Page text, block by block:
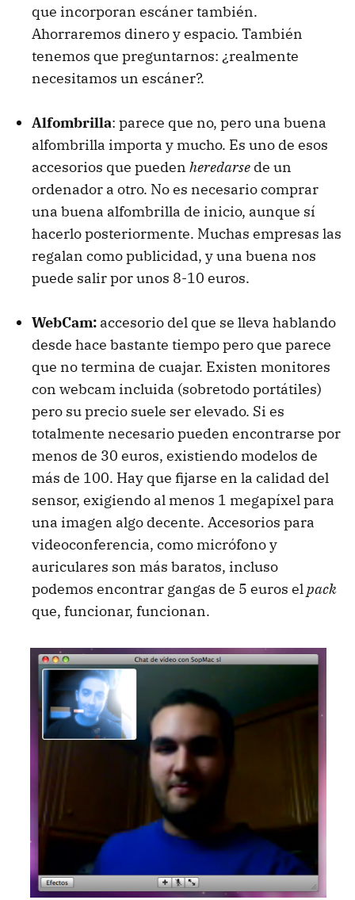
que incorporan escáner también.
Ahorraremos dinero y espacio. También
tenemos que preguntarnos: ¿realmente
necesitamos un escáner?.
Alfombrilla: parece que no, pero una buena
alfombrilla importa y mucho. Es uno de esos
accesorios que pueden heredarse de un
ordenador a otro. No es necesario comprar
una buena alfombrilla de inicio, aunque sí
hacerlo posteriormente. Muchas empresas las
regalan como publicidad, y una buena nos
puede salir por unos 8-10 euros.
WebCam: accesorio del que se lleva hablando
desde hace bastante tiempo pero que parece
que no termina de cuajar. Existen monitores
con webcam incluida (sobretodo portátiles)
pero su precio suele ser elevado. Si es
totalmente necesario pueden encontrarse por
menos de 30 euros, existiendo modelos de
más de 100. Hay que fijarse en la calidad del
sensor, exigiendo al menos 1 megapíxel para
una imagen algo decente. Accesorios para
videoconferencia, como micrófono y
auriculares son más baratos, incluso
podemos encontrar gangas de 5 euros elpack
que, funcionar, funcionan.